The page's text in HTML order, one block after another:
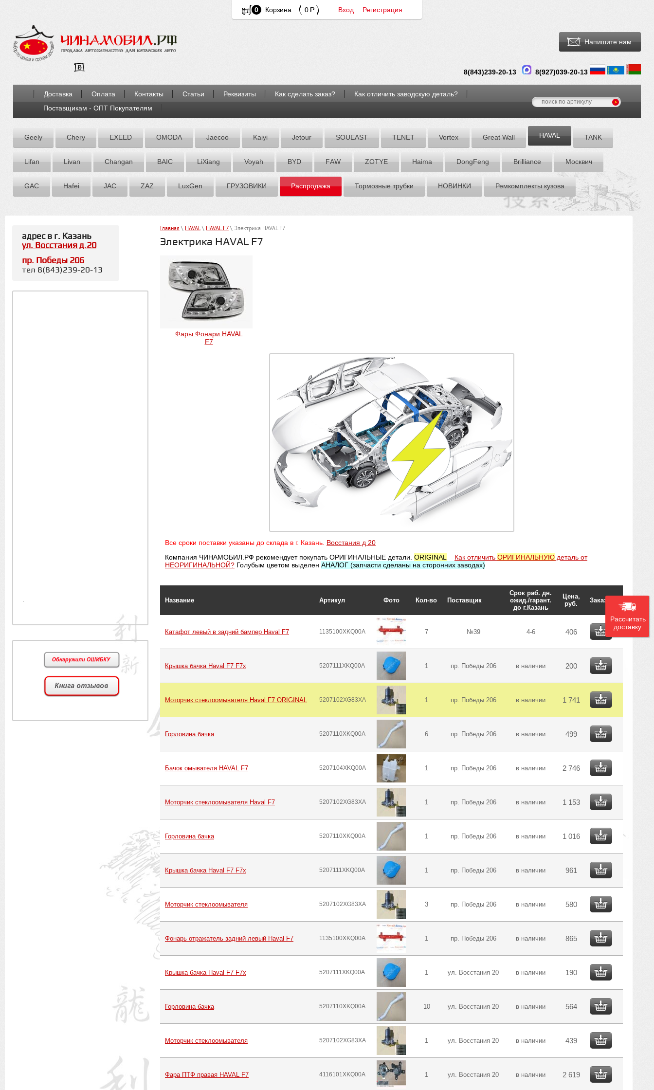
0 Корзина 0 Вход Регистрация
Напишите нам
8(843)239-20-13 8(927)039-20-13
Доставка Оплата Контакты Статьи Реквизиты Как сделать заказ?
Как отличить заводскую деталь?
Поставщикам - ОПТ Покупателям
Geely Chery EXEED OMODA Jaecoo Kaiyi Jetour SOUEAST TENET Vortex Great Wall HAVAL TANK
Lifan Livan Chаngаn BAIC LiXiang Voyah BYD FАW ZOTYE Hаimа DоngFeng Brilliance Москвич
GAC Hafei JAC ZАZ LuxGen ГРУЗОВИКИ Распродажа Тормозные трубки НОВИНКИ Ремкомплекты кузова
Главная \ HAVAL\ HAVAL F7 \ Электрика HAVAL F7
Электрика HAVAL F7
Фары Фонари HAVAL
F7
Все сроки поставки указаны до склада в г. Казань. Восстания д 20
Компания ЧИНАМОБИЛ.РФ рекомендует покупать ОРИГИНАЛЬНЫЕ детали. ORIGINAL Как отличить ОРИГИНАЛЬНУЮ деталь от
НЕОРИГИНАЛЬНОЙ? Голубым цветом выделен АНАЛОГ (запчасти сделаны на сторонних заводах)
Название Артикул Фото Кол-во Поставщик
Срок раб. дн.
ожид./гарант.
до г.Казань
Цена,
руб.
Заказать
Катафот левый в задний бампер Haval F7 1135100XKQ00A 7 №39 4-6 406
Крышка бачка Haval F7 F7x 5207111XKQ00A 1 пр. Победы 206 в наличии 200
Моторчик стеклоомывателя Haval F7 ORIGINAL 5207102XG83XA 1 пр. Победы 206 в наличии 1 741
Горловина бачка 5207110XKQ00A 6 пр. Победы 206 в наличии 499
Бачок омывателя HAVAL F7 5207104XKQ00A 1 пр. Победы 206 в наличии 2 746
Моторчик стеклоомывателя Haval F7 5207102XG83XA 1 пр. Победы 206 в наличии 1 153
Горловина бачка 5207110XKQ00A 1 пр. Победы 206 в наличии 1 016
Крышка бачка Haval F7 F7x 5207111XKQ00A 1 пр. Победы 206 в наличии 961
Моторчик стеклоомывателя 5207102XG83XA 3 пр. Победы 206 в наличии 580
Фонарь отражатель задний левый Haval F7 1135100XKQ00A 1 пр. Победы 206 в наличии 865
Крышка бачка Haval F7 F7x 5207111XKQ00A 1 ул. Восстания 20 в наличии 190
Горловина бачка 5207110XKQ00A 10 ул. Восстания 20 в наличии 564
Моторчик стеклоомывателя 5207102XG83XA 1 ул. Восстания 20 в наличии 439
Фара ПТФ правая HAVAL F7 4116101XKQ00A 1 ул. Восстания 20 в наличии 2 619
адрес в г. Казань
ул. Восстания д.20
пр. Победы 206
тел 8(843)239-20-13
.
Рассчитать
доставку